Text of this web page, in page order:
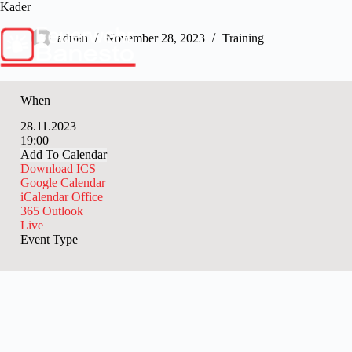
Skip
content
Kader
admin November 28, 2023 Training
When
28.11.2023
19:00
Add To Calendar
Download ICS
Google Calendar
iCalendar Office
365 Outlook
Live
Event Type